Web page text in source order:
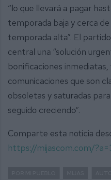
“lo que llevará a pagar
temporada baja y cerca
temporada alta”. El
central una “solución
bonificaciones
comunicaciones que son
obsoletas y saturadas
seguido creciendo”.
Comparte esta noticia
https://mijascom.com/